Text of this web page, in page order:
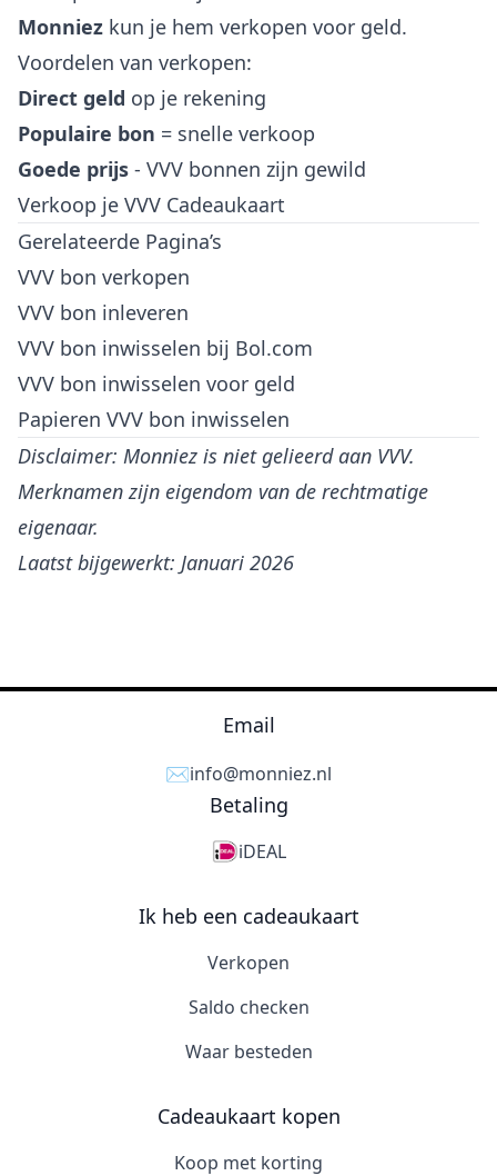
Monniez kun je hem verkopen voor geld.
Voordelen van verkopen:
Direct geld op je rekening
Populaire bon = snelle verkoop
Goede prijs - VVV bonnen zijn gewild
Verkoop je VVV Cadeaukaart
Gerelateerde Pagina’s
VVV bon verkopen
VVV bon inleveren
VVV bon inwisselen bij Bol.com
VVV bon inwisselen voor geld
Papieren VVV bon inwisselen
Disclaimer: Monniez is niet gelieerd aan VVV.
Merknamen zijn eigendom van de rechtmatige
eigenaar.
Laatst bijgewerkt: Januari 2026
Email
✉️info@monniez.nl
Betaling
iDEAL
Ik heb een cadeaukaart
Verkopen
Saldo checken
Waar besteden
Cadeaukaart kopen
Koop met korting